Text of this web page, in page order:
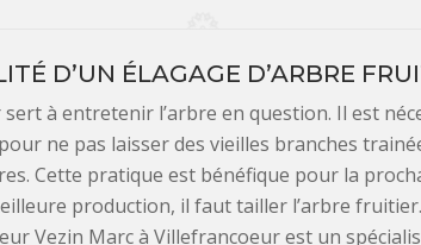
D’UN ÉLAGAGE D’ARBRE
sert à entretenir l’arbre en question. Il est
ne pas laisser des vieilles branches
Cette pratique est bénéfique pour la
production, il faut tailler l’arbre
Vezin Marc à Villefrancoeur est un